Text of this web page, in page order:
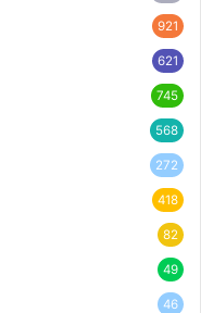
921
621
745
568
272
418
82
49
46